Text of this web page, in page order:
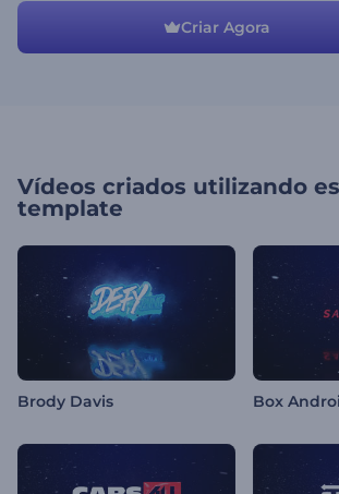
Criar Agora
Vídeos criados utilizando
template
Brody Davis Box